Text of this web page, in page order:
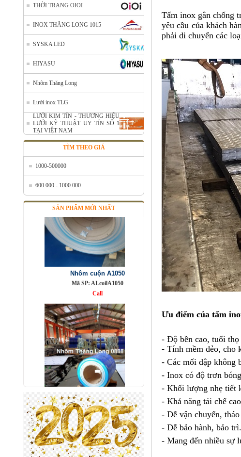
THỜI TRANG OIOI
INOX THĂNG LONG 1015
SYSKA LED
HIYASU
Nhôm Thăng Long
Lưới inox TLG
LƯỚI KIM TÍN - THƯƠNG HIỆU
LƯỚI KỸ THUẬT UY TÍN SỐ 1
TẠI VIỆT NAM
TÌM THEO GIÁ
1000-500000
600.000 - 1000.000
SẢN PHẨM MỚI NHẤT
Nhôm cuộn cắt lẻ
Call
Nhôm cuộn A1050
Mã SP: ALcoilA1050
Call
Nhôm bảo ôn cuộn mỏng A1050
Mã SP: AbaoonA1050
Call
Tấm inox gân chống
yêu cầu của khách
phải di chuyển các
Ưu điểm của tấm
- Độ bền cao, tuổi thọ
- Tính mềm dẻo, cho
- Các mối dập không
- Inox có độ trơn
- Khối lượng nhẹ tiết
- Khả năng tái chế
- Dễ vận chuyển,
- Dễ bảo hành, bảo trì.
- Mang đến nhiều sự